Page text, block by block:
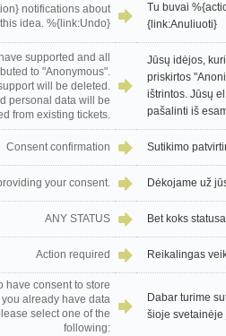
notifications about
this idea. %{link:Undo}
Tu buvai
{link:Anuliuoti}
supported and all
to "Anonymous".
will be deleted.
personal data will be
from existing tickets.
Jūsų idėjos,
priskirtos
ištrintos. Jūsų
pašalinti iš
Consent confirmation Sutikimo
your consent. Dėkojame už
ANY STATUS Bet koks
Action required Reikalingas
have consent to store
already have data
select one of the
following:
Dabar turime
šioje svetainėje